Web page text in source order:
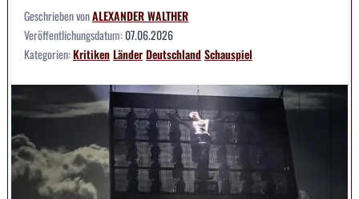
Geschrieben vonALEXANDER WALTHER
Veröffentlichungsdatum:07.06.2026
Kategorien:KritikenLänderDeutschlandSchauspiel